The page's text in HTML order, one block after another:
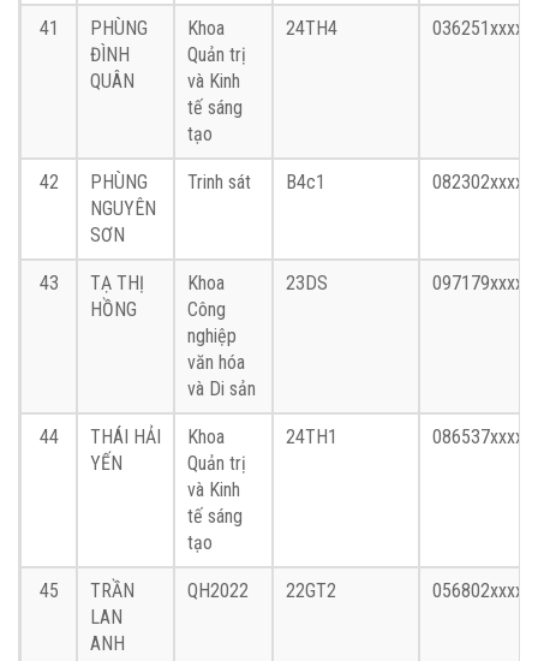
41
PHÙNG
ĐÌNH
QUÂN
Khoa
Quản trị
và Kinh
tế sáng
tạo
24TH4 036251xxxx
42
PHÙNG
NGUYÊN
SƠN
Trinh sát B4c1 082302xxxx
43
TẠ THỊ
HỒNG
Khoa
Công
nghiệp
văn hóa
và Di sản
23DS 097179xxxx
44
THÁI HẢI
YẾN
Khoa
Quản trị
và Kinh
tế sáng
tạo
24TH1 086537xxxx
45
TRẦN
LAN
ANH
QH2022 22GT2 056802xxxx